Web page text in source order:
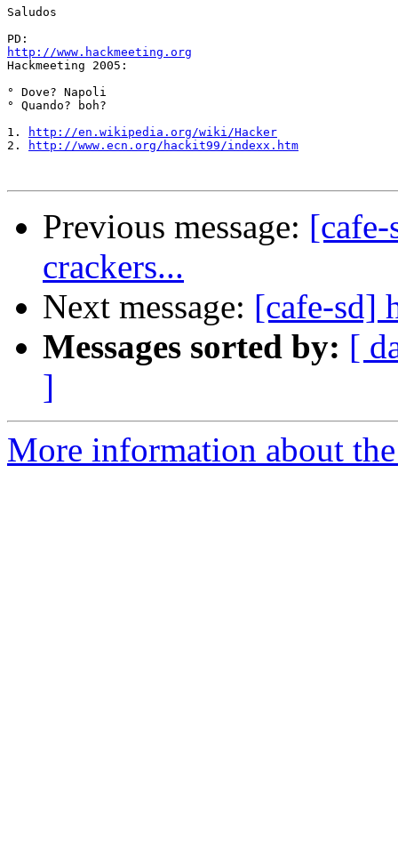
Saludos
http://www.hackmeeting.org
Hackmeeting 2005:
° Dove? Napoli
° Quando? boh?
1.
http://en.wikipedia.org/wiki/Hacker
2.
http://www.ecn.org/hackit99/indexx.htm
Previous message: [cafe-
crackers...
Next message: [cafe-sd]
Messages sorted by: [
]
More information about